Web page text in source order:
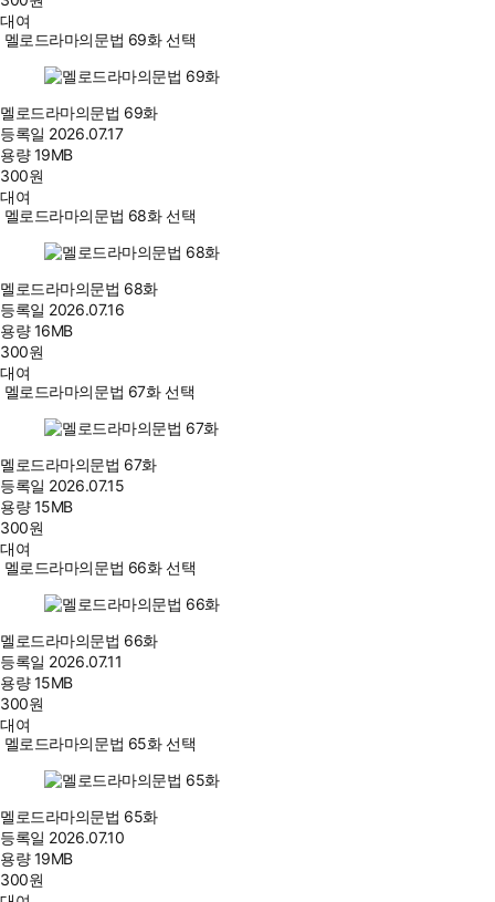
대여
멜로드라마의문법 69화 선택
멜로드라마의문법 69화
등록일 2026.07.17
용량19MB
300원
대여
멜로드라마의문법 68화 선택
멜로드라마의문법 68화
등록일 2026.07.16
용량16MB
300원
대여
멜로드라마의문법 67화 선택
멜로드라마의문법 67화
등록일 2026.07.15
용량15MB
300원
대여
멜로드라마의문법 66화 선택
멜로드라마의문법 66화
등록일 2026.07.11
용량15MB
300원
대여
멜로드라마의문법 65화 선택
멜로드라마의문법 65화
등록일 2026.07.10
용량19MB
300원